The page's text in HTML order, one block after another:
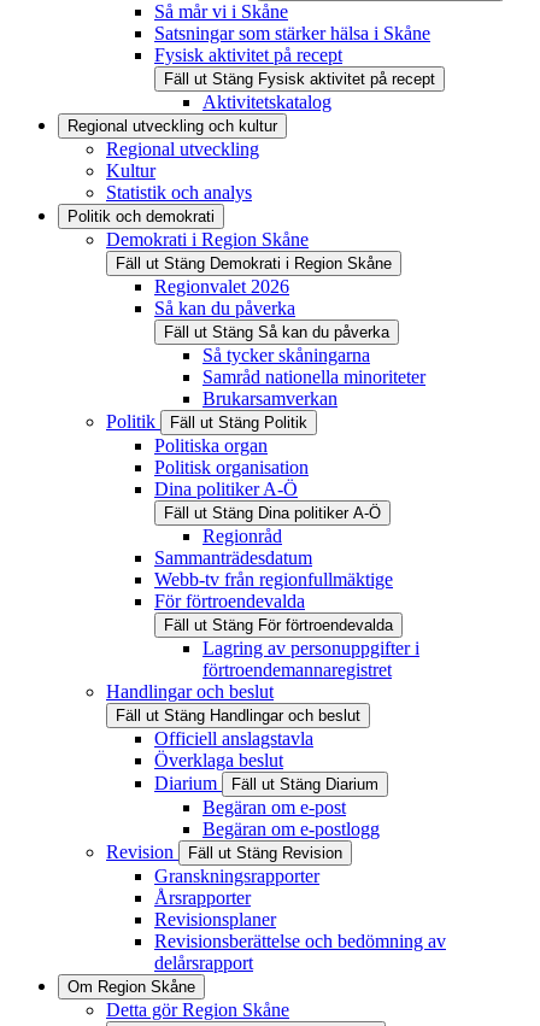
Så mår vi i Skåne
Satsningar som stärker hälsa i Skåne
Fysisk aktivitet på recept
Fäll ut Stäng Fysisk aktivitet på recept
Aktivitetskatalog
Regional utveckling och kultur
Regional utveckling
Kultur
Statistik och analys
Politik och demokrati
Demokrati i Region Skåne
Fäll ut Stäng Demokrati i Region Skåne
Regionvalet 2026
Så kan du påverka
Fäll ut Stäng Så kan du påverka
Så tycker skåningarna
Samråd nationella minoriteter
Brukarsamverkan
Politik
Fäll ut Stäng Politik
Politiska organ
Politisk organisation
Dina politiker A-Ö
Fäll ut Stäng Dina politiker A-Ö
Regionråd
Sammanträdesdatum
Webb-tv från regionfullmäktige
För förtroendevalda
Fäll ut Stäng För förtroendevalda
Lagring av personuppgifter i
förtroendemannaregistret
Handlingar och beslut
Fäll ut Stäng Handlingar och beslut
Officiell anslagstavla
Överklaga beslut
Diarium
Fäll ut Stäng Diarium
Begäran om e-post
Begäran om e-postlogg
Revision
Fäll ut Stäng Revision
Granskningsrapporter
Årsrapporter
Revisionsplaner
Revisionsberättelse och bedömning av
delårsrapport
Om Region Skåne
Detta gör Region Skåne